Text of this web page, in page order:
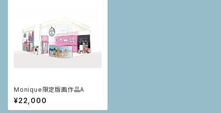
Monique限定版画作品A
¥22,000